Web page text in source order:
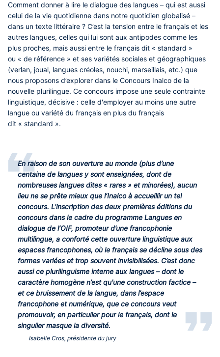
Comment donner à lire le dialogue des langues – qui est aussi
celui de la vie quotidienne dans notre quotidien globalisé –
dans un texte littéraire ? C’est la tension entre le français et les
autres langues, celles qui lui sont aux antipodes comme les
plus proches, mais aussi entre le français dit « standard »
ou « de référence » et ses variétés sociales et géographiques
(verlan, joual, langues créoles, nouchi, marseillais, etc.) que
nous proposons d’explorer dans le Concours Inalco de la
nouvelle plurilingue. Ce concours impose une seule contrainte
linguistique, décisive : celle d'employer au moins une autre
langue ou variété du français en plus du français
dit « standard ».
En raison de son ouverture au monde (plus d’une
centaine de langues y sont enseignées, dont de
nombreuses langues dites « rares » et minorées), aucun
lieu ne se prête mieux que l’Inalco à accueillir un tel
concours. L’inscription des deux premières éditions du
concours dans le cadre du programme Langues en
dialogue de l’OIF, promoteur d’une francophonie
multilingue, a conforté cette ouverture linguistique aux
espaces francophones, où le français se décline sous des
formes variées et trop souvent invisibilisées. C’est donc
aussi ce plurilinguisme interne aux langues – dont le
caractère homogène n’est qu'une construction factice –
et ce bruissement de la langue, dans l’espace
francophone et numérique, que ce concours veut
promouvoir, en particulier pour le français, dont le
singulier masque la diversité.
Isabelle Cros, présidente du jury